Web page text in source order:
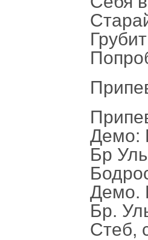
Демо:
Бр
Демо.
Бр.
Стеб,